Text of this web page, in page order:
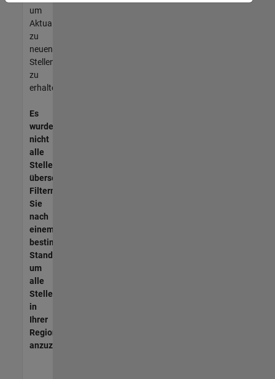
um
Aktualisierungen
zu
neuen
Stellenangeboten
zu
erhalten.
Es
wurden
nicht
alle
Stellen
übersetzt.
Filtern
Sie
nach
einem
bestimmten
Standort,
um
alle
Stellenangebote
in
Ihrer
Region
anzuzeigen.